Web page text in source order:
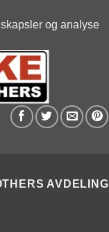
og analyse
AVDELING